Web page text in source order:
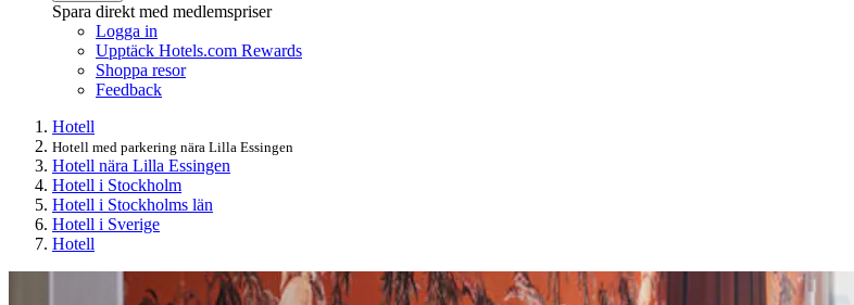
Spara direkt med medlemspriser
Logga in
Upptäck Hotels.com Rewards
Shoppa resor
Feedback
Hotell
Hotell med parkering nära Lilla Essingen
Hotell nära Lilla Essingen
Hotell i Stockholm
Hotell i Stockholms län
Hotell i Sverige
Hotell